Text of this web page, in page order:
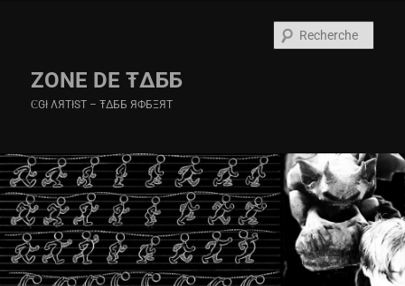
ZONE DE Ŧ∆ББ
ϾGł ΛЯTłST – Ŧ∆ББ ЯФБΞЯT